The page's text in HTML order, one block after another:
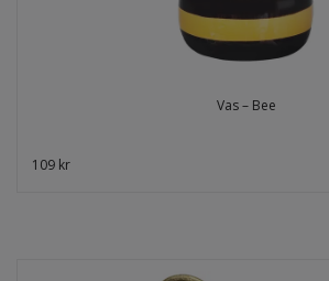
Vas – Bee
109 kr